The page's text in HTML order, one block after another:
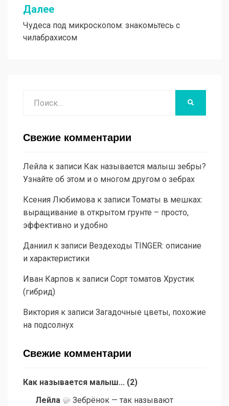
Далее
Чудеса под микроскопом: знакомьтесь с
чилабрахисом
Свежие комментарии
Лейла к записи Как называется малыш зебры?
Узнайте об этом и о многом другом о зебрах
Ксения Любимова к записи Томаты в мешках:
выращивание в открытом грунте – просто,
эффективно и удобно
Даниил к записи Вездеходы TINGER: описание
и характеристики
Иван Карпов к записи Сорт томатов Хрустик
(гибрид)
Виктория к записи Загадочные цветы, похожие
на подсолнух
Свежие комментарии
Как называется малыш... (2)
Лейла
Зебрёнок — так называют